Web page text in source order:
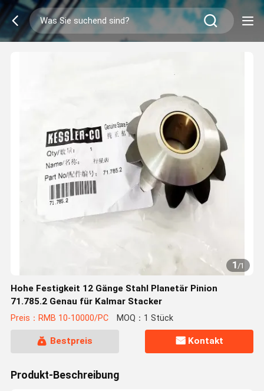
1/1
Hohe Festigkeit 12 Gänge Stahl Planetär Pinion
71.785.2 Genau für Kalmar Stacker
Preis：RMB 10-10000/PC MOQ：1 Stück
Bestpreis Kontakt
Produkt-Beschreibung